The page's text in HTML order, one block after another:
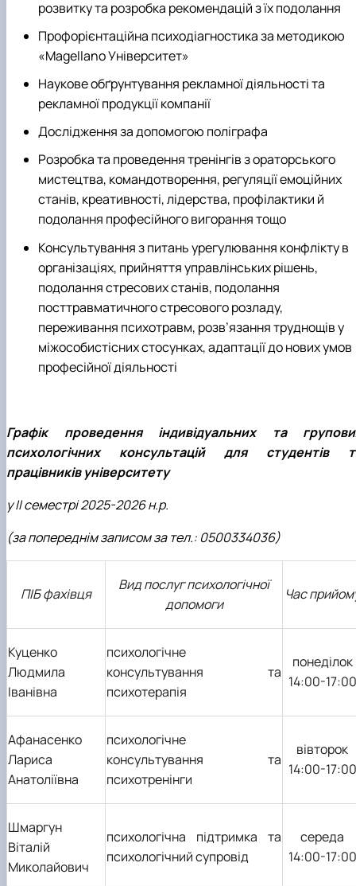
розвитку та розробка рекомендацій з їх подолання
Профорієнтаційна психодіагностика за методикою
«MagellanoУніверситет»
Наукове обґрунтування рекламної діяльності та
рекламної продукції компанії
Дослідження за допомогою поліграфа
Розробка та проведення тренінгів з ораторського
мистецтва, командотворення, регуляції емоційних
станів, креативності, лідерства, профілактики й
подолання професійного вигорання тощо
Консультування з питань урегулювання конфлікту в
організаціях, прийняття управлінських рішень,
подолання стресових станів, подолання
посттравматичного стресового розладу,
переживання психотравм, розв’язання труднощів у
міжособистісних стосунках, адаптації до нових умов
професійної діяльності
Графік проведення індивідуальних та
психологічних консультацій для студентів
працівників університету
у ІІ семестрі 2025-2026 н.р.
(за попереднім записом за тел.: 0500334036)
ПІБ фахівця
Вид послуг психологічної
допомоги
Час
Куценко
Людмила
Іванівна
психологічне
консультування та
психотерапія
понеділок
14:00-17:00
Афанасенко
Лариса
Анатоліївна
психологічне
консультування та
психотренінги
вівторок
14:00-17:00
Шмаргун
Віталій
Миколайович
психологічна підтримка та
психологічний супровід
середа
14:00-17:00